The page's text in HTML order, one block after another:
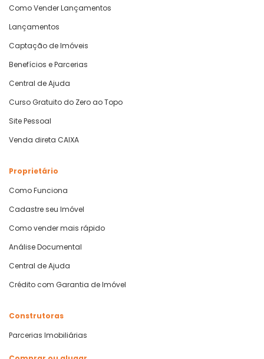
Como Vender Lançamentos
Lançamentos
Captação de Imóveis
Benefícios e Parcerias
Central de Ajuda
Curso Gratuito do Zero ao Topo
Site Pessoal
Venda direta CAIXA
Proprietário
Como Funciona
Cadastre seu Imóvel
Como vender mais rápido
Análise Documental
Central de Ajuda
Crédito com Garantia de Imóvel
Construtoras
Parcerias Imobiliárias